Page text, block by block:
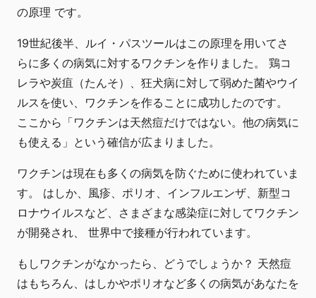
の原理 です。
19世紀後半、ルイ・パスツールはこの原理を用いてさ
らに多くの病気に対するワクチンを作りました。 鶏コ
レラや炭疽（たんそ）、狂犬病に対して弱めた菌やウイ
ルスを使い、ワクチンを作ることに成功したのです。
ここから「ワクチンは天然痘だけではない。他の病気に
も使える」という確信が広まりました。
ワクチンは現在も多くの病気を防ぐために使われていま
す。 はしか、風疹、ポリオ、インフルエンザ、新型コ
ロナウイルスなど、さまざまな感染症に対してワクチン
が開発され、 世界中で接種が行われています。
もしワクチンがなかったら、どうでしょうか？ 天然痘
はもちろん、はしかやポリオなど多くの病気があなたを